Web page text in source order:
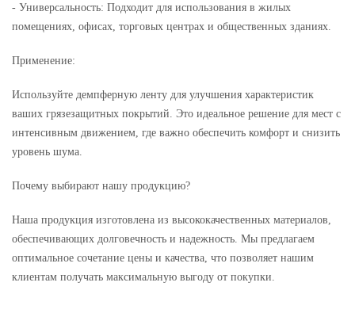
- Универсальность: Подходит для использования в жилых
помещениях, офисах, торговых центрах и общественных зданиях.
Применение:
Используйте демпферную ленту для улучшения характеристик
ваших грязезащитных покрытий. Это идеальное решение для мест с
интенсивным движением, где важно обеспечить комфорт и снизить
уровень шума.
Почему выбирают нашу продукцию?
Наша продукция изготовлена из высококачественных материалов,
обеспечивающих долговечность и надежность. Мы предлагаем
оптимальное сочетание цены и качества, что позволяет нашим
клиентам получать максимальную выгоду от покупки.